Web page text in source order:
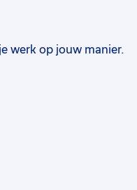
werk op jouw manier.